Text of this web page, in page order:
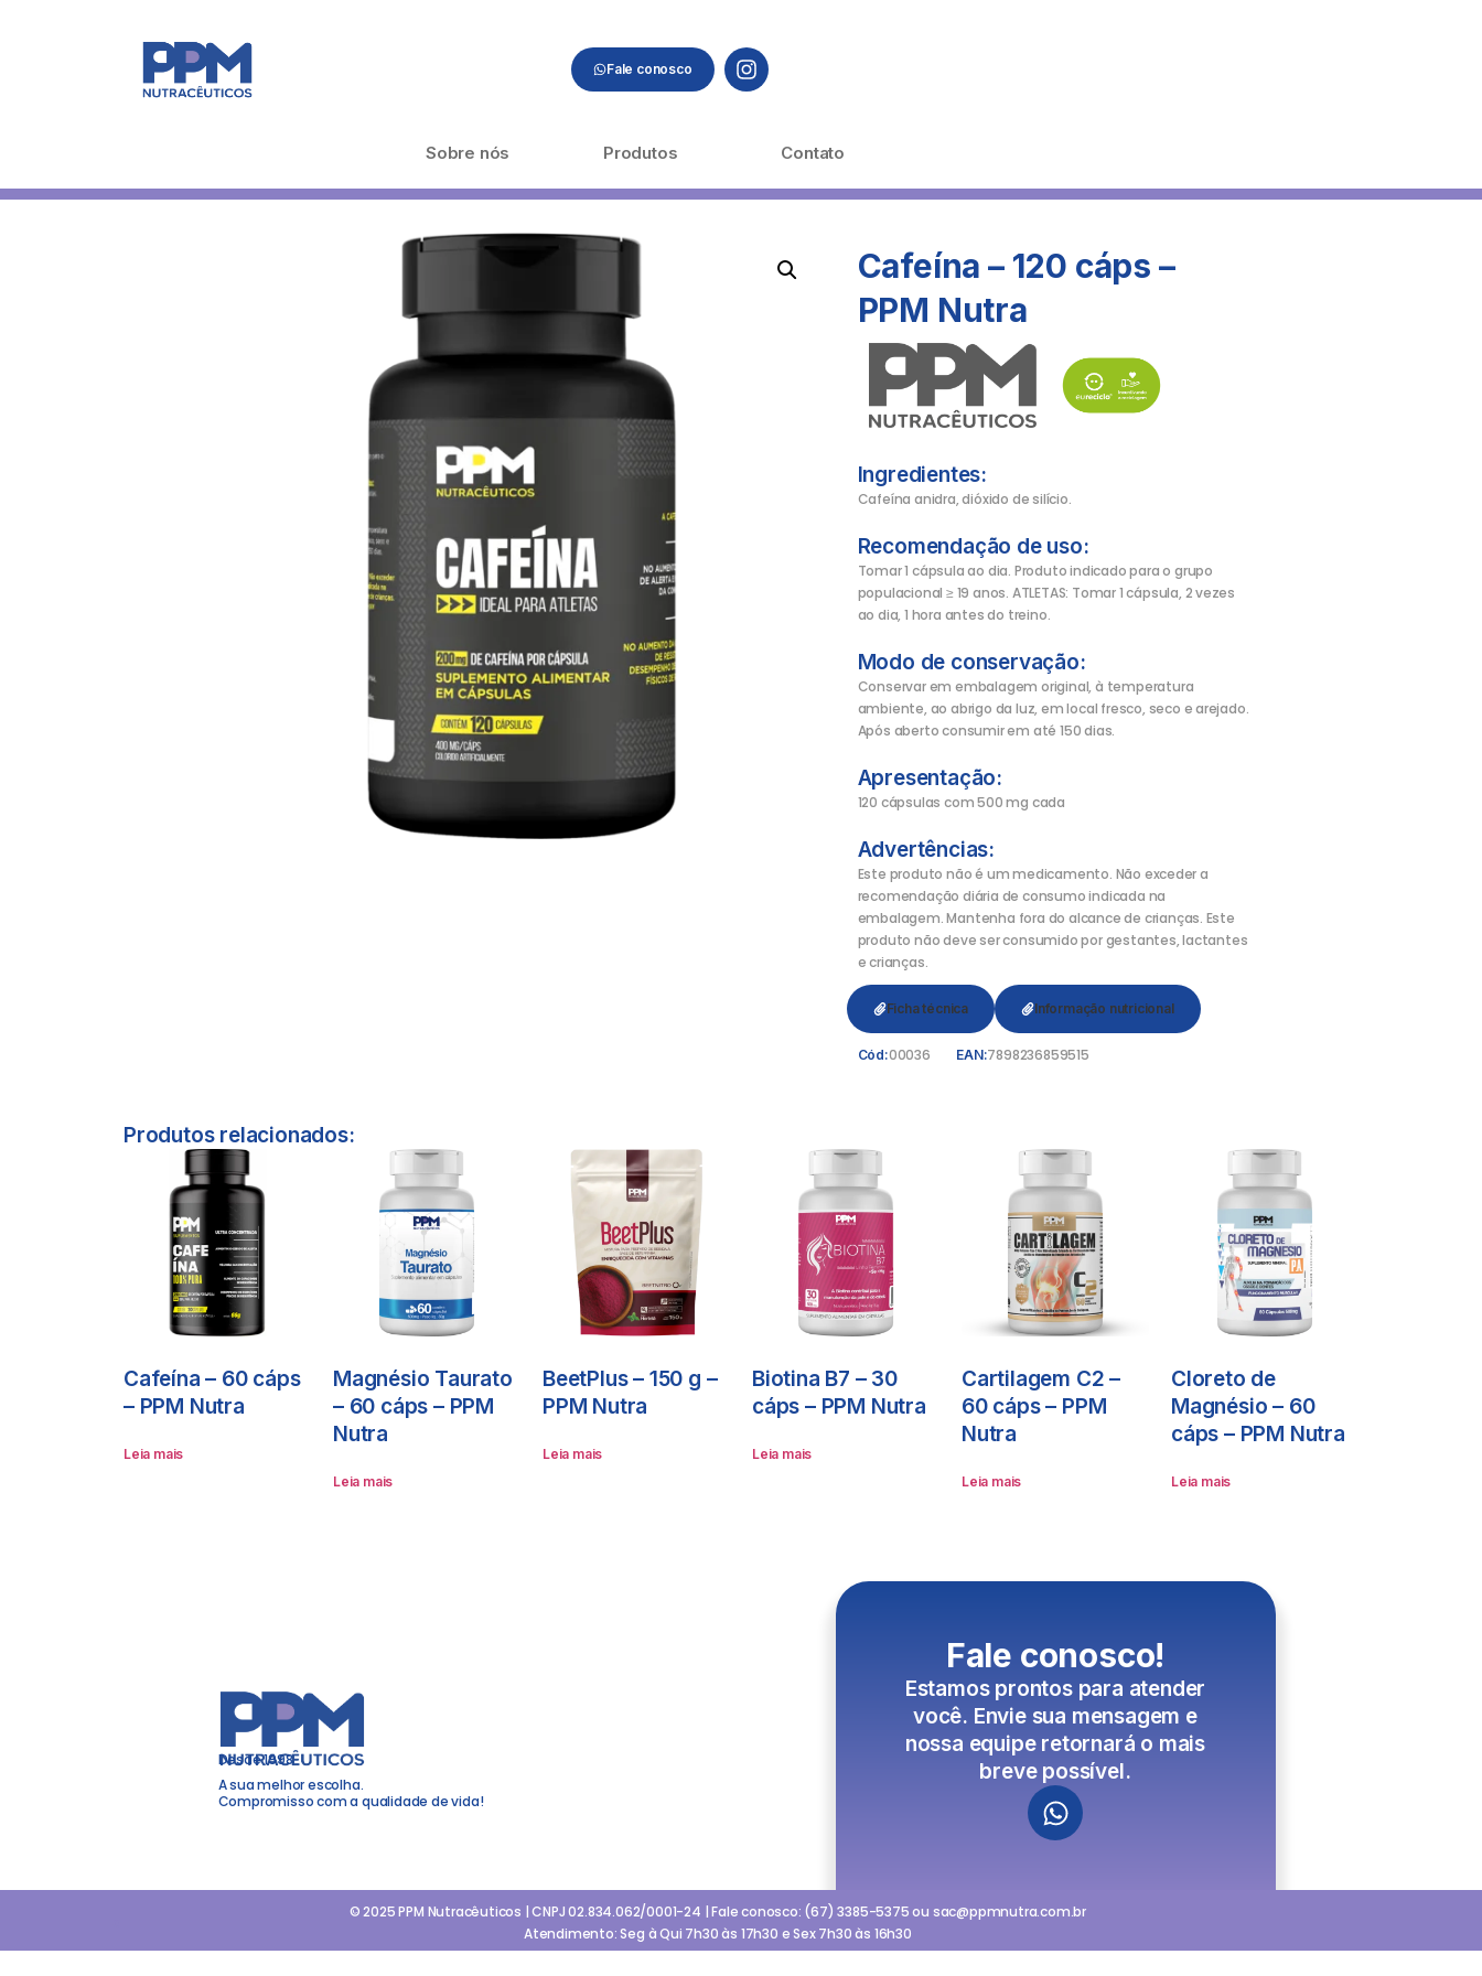
Fale conosco
Sobre nós Produtos Contato
Cafeína – 120 cáps –
PPM Nutra
Ingredientes:
Cafeína anidra, dióxido de silício.
Recomendação de uso:
Tomar 1 cápsula ao dia. Produto indicado para o grupo
populacional ≥ 19 anos. ATLETAS: Tomar 1 cápsula, 2 vezes
ao dia, 1 hora antes do treino.
Modo de conservação:
Conservar em embalagem original, à temperatura
ambiente, ao abrigo da luz, em local fresco, seco e arejado.
Após aberto consumir em até 150 dias.
Apresentação:
120 cápsulas com 500 mg cada
Advertências:
Este produto não é um medicamento. Não exceder a
recomendação diária de consumo indicada na
embalagem. Mantenha fora do alcance de crianças. Este
produto não deve ser consumido por gestantes, lactantes
e crianças.
Ficha técnica Informação nutricional
Cód:00036 EAN:7898236859515
Produtos relacionados:
Cafeína – 60 cáps
– PPM Nutra
Leia mais
Magnésio Taurato
– 60 cáps – PPM
Nutra
Leia mais
BeetPlus – 150 g –
PPM Nutra
Leia mais
Biotina B7 – 30
cáps – PPM Nutra
Leia mais
Cartilagem C2 –
60 cáps – PPM
Nutra
Leia mais
Cloreto de
Magnésio – 60
cáps – PPM Nutra
Leia mais
Fale conosco!
Estamos prontos para atender
você. Envie sua mensagem e
nossa equipe retornará o mais
breve possível.
Desde 1998
A sua melhor escolha.
Compromisso com a qualidade de vida!
© 2025 PPM Nutracêuticos | CNPJ 02.834.062/0001-24 | Fale conosco: (67) 3385-5375 ou sac@ppmnutra.com.br
Atendimento: Seg à Qui 7h30 às 17h30 e Sex 7h30 às 16h30